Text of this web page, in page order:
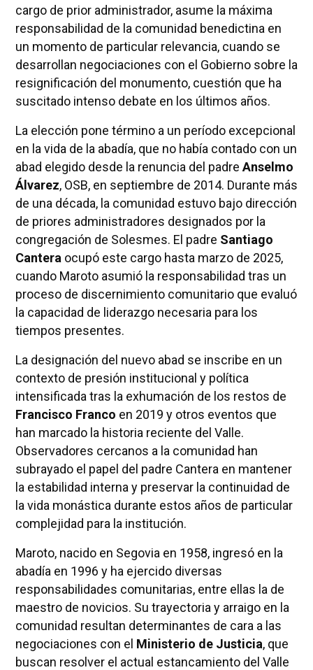
cargo de prior administrador, asume la máxima
responsabilidad de la comunidad benedictina en
un momento de particular relevancia, cuando se
desarrollan negociaciones con el Gobierno sobre la
resignificación del monumento, cuestión que ha
suscitado intenso debate en los últimos años.
La elección pone término a un período excepcional
en la vida de la abadía, que no había contado con un
abad elegido desde la renuncia del padre Anselmo
Álvarez, OSB, en septiembre de 2014. Durante más
de una década, la comunidad estuvo bajo dirección
de priores administradores designados por la
congregación de Solesmes. El padre Santiago
Cantera ocupó este cargo hasta marzo de 2025,
cuando Maroto asumió la responsabilidad tras un
proceso de discernimiento comunitario que evaluó
la capacidad de liderazgo necesaria para los
tiempos presentes.
La designación del nuevo abad se inscribe en un
contexto de presión institucional y política
intensificada tras la exhumación de los restos de
Francisco Franco en 2019 y otros eventos que
han marcado la historia reciente del Valle.
Observadores cercanos a la comunidad han
subrayado el papel del padre Cantera en mantener
la estabilidad interna y preservar la continuidad de
la vida monástica durante estos años de particular
complejidad para la institución.
Maroto, nacido en Segovia en 1958, ingresó en la
abadía en 1996 y ha ejercido diversas
responsabilidades comunitarias, entre ellas la de
maestro de novicios. Su trayectoria y arraigo en la
comunidad resultan determinantes de cara a las
negociaciones con el Ministerio de Justicia, que
buscan resolver el actual estancamiento del Valle